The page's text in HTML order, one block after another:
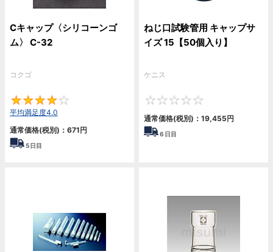
Cキャップ〈シリコーンゴ
ム〉 C-32
コクゴ
平均満足度4.0
通常価格(税別)： 671円
5日目
ねじ口試験管用 キャップサ
イズ 15【50個入り】
ケニス
通常価格(税別)： 19,455円
6 日目